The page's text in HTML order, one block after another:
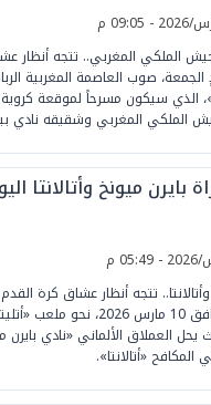
الملكي المغربي.. تتجه أنظار
الجمعة، صوب العاصمة المغربية
الذي سيكون مسرحاً لموقعة كروية
الملكي المغربي وشقيقه نادي
ميونخ وأتالانتا
تتجه أنظار عشاق كرة
اليوم الثلاثاء، الموافق 10 مارس
يحل العملاق الألماني «نادي
«أتالانتا».